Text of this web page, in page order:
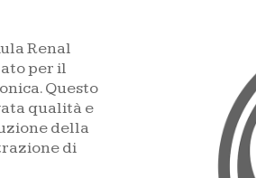
Renal
per il
Questo
qualità e
della
di